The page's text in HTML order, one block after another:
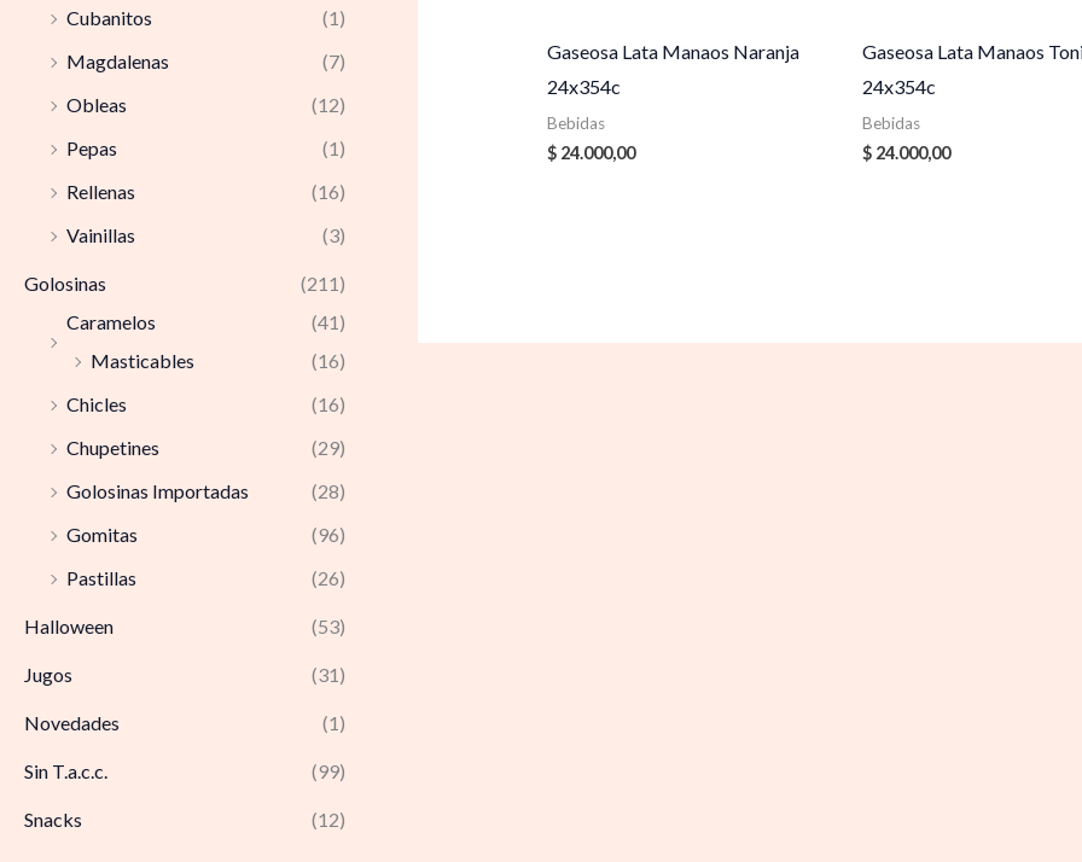
Cubanitos
(1)
Magdalenas
(7)
Obleas
(12)
Pepas
(1)
Rellenas
(16)
Vainillas
(3)
Golosinas
(211)
Caramelos
(41)
Masticables
(16)
Chicles
(16)
Chupetines
(29)
Golosinas Importadas
(28)
Gomitas
(96)
Pastillas
(26)
Halloween (53)
Jugos (31)
Novedades (1)
Sin T.a.c.c. (99)
Snacks (12)
Gaseosa Lata Manaos Naranja
24x354c
Bebidas
$24.000,00
Gaseosa Lata Manaos
24x354c
Bebidas
$ 24.000,00